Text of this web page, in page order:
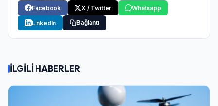
Facebook
X / Twitter Whatsapp
LinkedIn Bağlantı
İLGİLİ HABERLER